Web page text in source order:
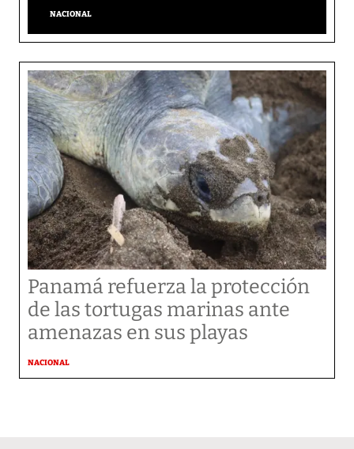
NACIONAL
Panamá refuerza la protección
de las tortugas marinas ante
amenazas en sus playas
NACIONAL